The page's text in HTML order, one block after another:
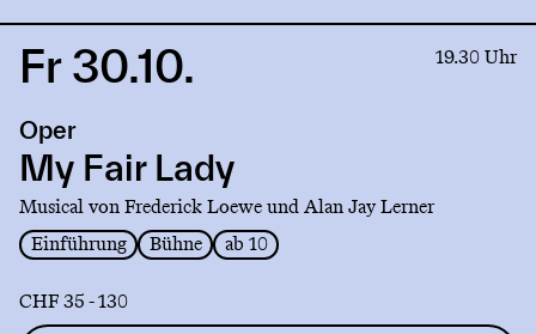
Link
My
Fair
Lady
Fr 30.10. 19.30 Uhr
Oper
My Fair Lady
Musical von Frederick Loewe und Alan Jay Lerner
Einführung
Bühne ab 10
CHF 35 - 130